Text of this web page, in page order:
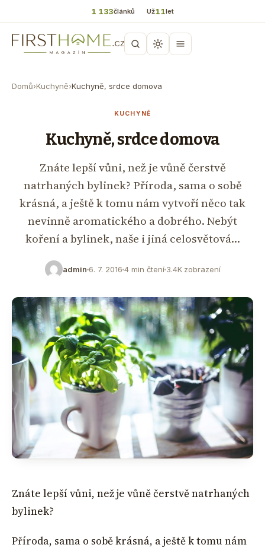
1 133článků Už11let
Domů›Kuchyně›Kuchyně, srdce domova
KUCHYNĚ
Kuchyně, srdce domova
Znáte lepší vůni, než je vůně čerstvě
natrhaných bylinek? Příroda, sama o sobě
krásná, a ještě k tomu nám vytvoří něco tak
nevinně aromatického a dobrého. Nebýt
koření a bylinek, naše i jiná celosvětová…
admin 6. 7. 2016 4 min čtení3.4K zobrazení
Znáte lepší vůni, než je vůně čerstvě natrhaných
bylinek?
Příroda, sama o sobě krásná, a ještě k tomu nám